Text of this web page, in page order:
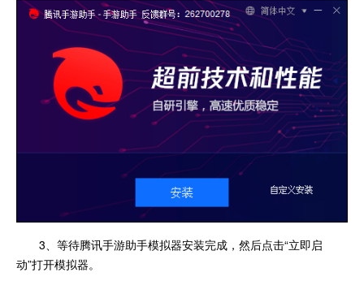
3、等待腾讯手游助手模拟器安装完成，然后点击“立即启
动”打开模拟器。